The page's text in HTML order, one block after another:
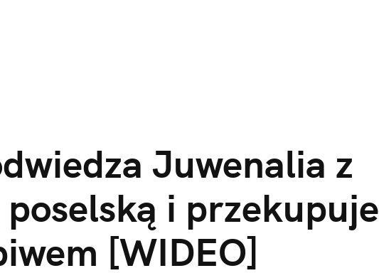
Juwenalia z
i przekupuje
[WIDEO]